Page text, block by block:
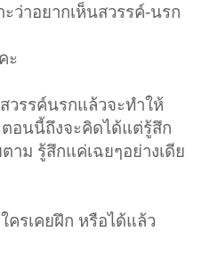
ว่าอยากเห็นสวรรค์-นรก
ะ
วรรค์นรกแล้วจะทำให้
อนนี้ถึงจะคิดได้แต่รู้สึก
ม รู้สึกแค่เฉยๆอย่างเดีย
ครเคยฝึก หรือได้แล้ว